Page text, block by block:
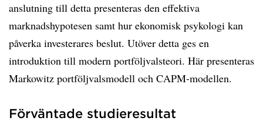
anslutning till detta presenteras den effektiva
marknadshypotesen samt hur ekonomisk psykologi kan
påverka investerares beslut. Utöver detta ges en
introduktion till modern portföljvalsteori. Här presenteras
Markowitz portföljvalsmodell och CAPM-modellen.
Förväntade studieresultat